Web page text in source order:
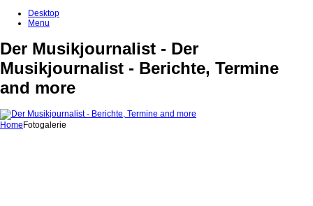
Desktop
Menu
Der Musikjournalist - Der
Musikjournalist - Berichte, Termine
and more
Home Fotogalerie